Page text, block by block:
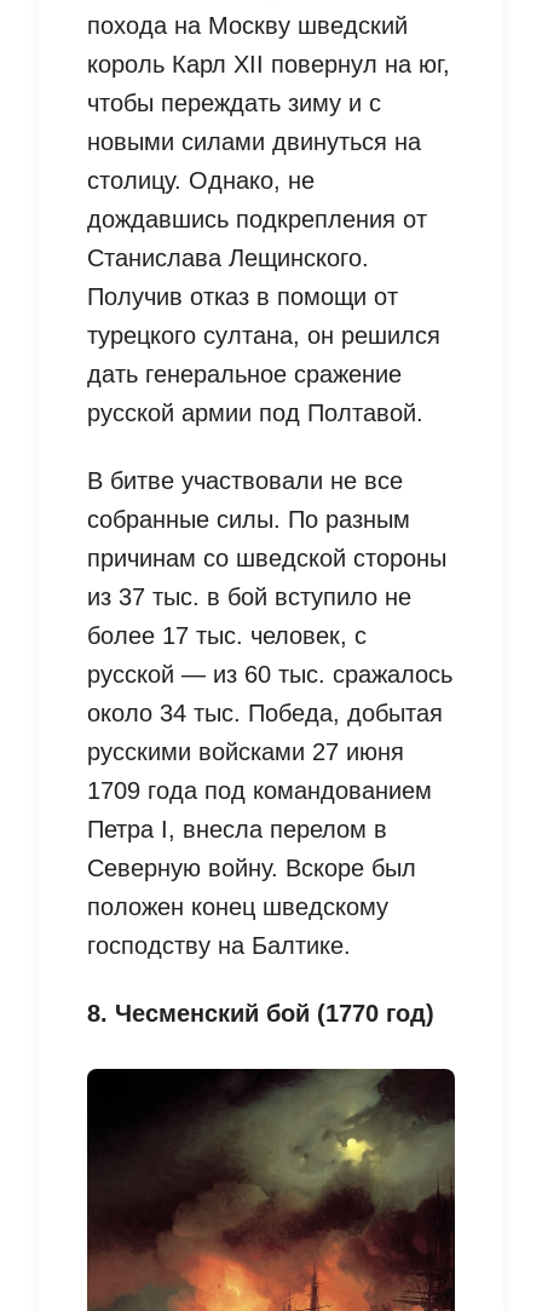
похода на Москву шведский
король Карл XII повернул на юг,
чтобы переждать зиму и с
новыми силами двинуться на
столицу. Однако, не
дождавшись подкрепления от
Станислава Лещинского.
Получив отказ в помощи от
турецкого султана, он решился
дать генеральное сражение
русской армии под Полтавой.
В битве участвовали не все
собранные силы. По разным
причинам со шведской стороны
из 37 тыс. в бой вступило не
более 17 тыс. человек, с
русской — из 60 тыс. сражалось
около 34 тыс. Победа, добытая
русскими войсками 27 июня
1709 года под командованием
Петра I, внесла перелом в
Северную войну. Вскоре был
положен конец шведскому
господству на Балтике.
8. Чесменский бой (1770 год)